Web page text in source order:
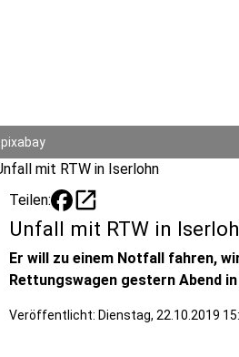
pixabay
Teilen: open_in_new
Unfall mit RTW in
Er will zu einem Notfall fahren,
Rettungswagen gestern Abend
Veröffentlicht: Dienstag, 22.10.2019